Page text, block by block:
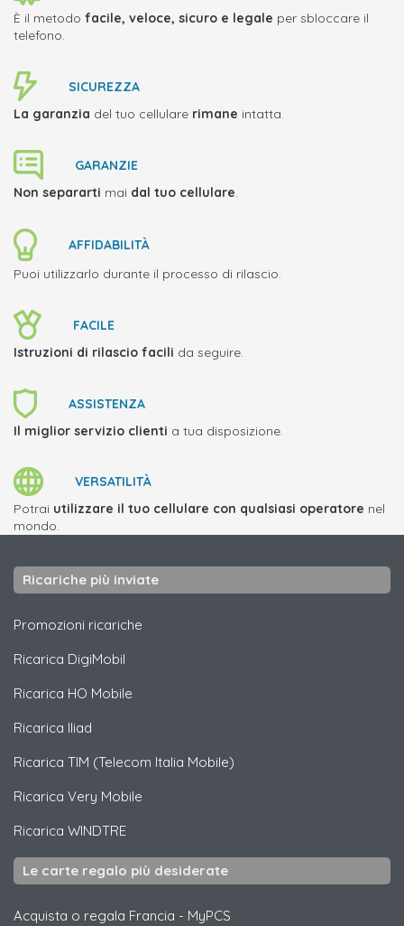
È il metodo facile, veloce, sicuro e legale per sbloccare il
telefono.
SICUREZZA
La garanzia del tuo cellulare rimane intatta.
GARANZIE
Non separarti mai dal tuo cellulare.
AFFIDABILITÀ
Puoi utilizzarlo durante il processo di rilascio.
FACILE
Istruzioni di rilascio facili da seguire.
ASSISTENZA
Il miglior servizio clienti a tua disposizione.
VERSATILITÀ
Potrai utilizzare il tuo cellulare con qualsiasi operatore nel
mondo.
Ricariche più inviate
Promozioni ricariche
Ricarica DigiMobil
Ricarica HO Mobile
Ricarica Iliad
Ricarica TIM (Telecom Italia Mobile)
Ricarica Very Mobile
Ricarica WINDTRE
Le carte regalo più desiderate
Acquista o regala Francia - MyPCS